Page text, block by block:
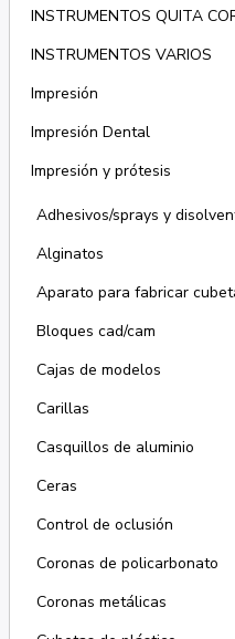
INSTRUMENTOS QUITA
INSTRUMENTOS VARIOS
Impresión
Impresión Dental
Impresión y prótesis
Adhesivos/sprays y
Alginatos
Aparato para fabricar
Bloques cad/cam
Cajas de modelos
Carillas
Casquillos de aluminio
Ceras
Control de oclusión
Coronas de policarbonato
Coronas metálicas